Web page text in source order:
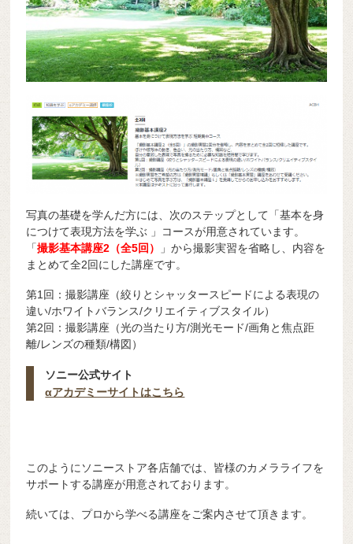
写真の基礎を学んだ方には、次のステップとして「基本を身
につけて表現方法を学ぶ 」コースが用意されています。
「撮影基本講座2（全5回）
」から撮影実習を省略し、内容を
まとめて全2回にした講座です。
第1回：撮影講座（絞りとシャッタースピードによる表現の
違い/ホワイトバランス/クリエイティブスタイル）
第2回：撮影講座（光の当たり方/測光モード/画角と焦点距
離/レンズの種類/構図）
ソニー公式サイト
αアカデミーサイトはこちら
このようにソニーストア各店舗では、皆様のカメラライフを
サポートする講座が用意されております。
続いては、プロから学べる講座をご案内させて頂きます。